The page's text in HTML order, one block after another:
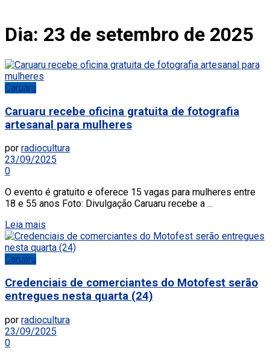
Dia: 23 de setembro de 2025
Caruaru
Caruaru recebe oficina gratuita de fotografia
artesanal para mulheres
por radiocultura
23/09/2025
0
O evento é gratuito e oferece 15 vagas para mulheres entre
18 e 55 anos Foto: Divulgação Caruaru recebe a ...
Leia mais
Caruaru
Credenciais de comerciantes do Motofest serão
entregues nesta quarta (24)
por radiocultura
23/09/2025
0